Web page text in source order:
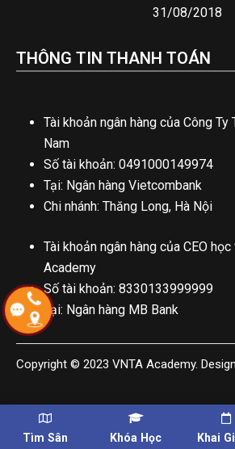
31/08/2018
THÔNG TIN THANH TOÁN
Tài khoản ngân hàng của Công Ty
Nam
Số tài khoản: 0491000149974
Tại: Ngân hàng Vietcombank
Chi nhánh: Thăng Long, Hà Nội
Tài khoản ngân hàng của CEO học
Academy
Số tài khoản: 8330133999999
Tại: Ngân hàng MB Bank
Copyright © 2023 VNTA Academy.
Tìm Sân Khóa Học Khai